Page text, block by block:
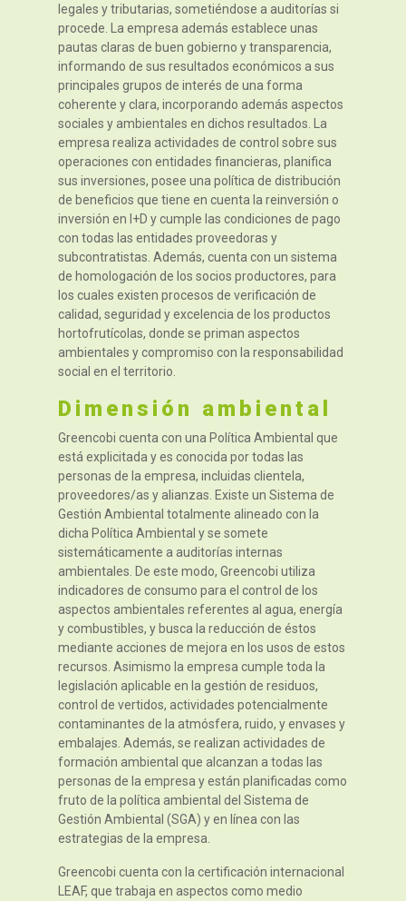
legales y tributarias, sometiéndose a auditorías si
procede. La empresa además establece unas
pautas claras de buen gobierno y transparencia,
informando de sus resultados económicos a sus
principales grupos de interés de una forma
coherente y clara, incorporando además aspectos
sociales y ambientales en dichos resultados. La
empresa realiza actividades de control sobre sus
operaciones con entidades financieras, planifica
sus inversiones, posee una política de distribución
de beneficios que tiene en cuenta la reinversión o
inversión en I+D y cumple las condiciones de pago
con todas las entidades proveedoras y
subcontratistas. Además, cuenta con un sistema
de homologación de los socios productores, para
los cuales existen procesos de verificación de
calidad, seguridad y excelencia de los productos
hortofrutícolas, donde se priman aspectos
ambientales y compromiso con la responsabilidad
social en el territorio.
Dimensión ambiental
Greencobi cuenta con una Política Ambiental que
está explicitada y es conocida por todas las
personas de la empresa, incluidas clientela,
proveedores/as y alianzas. Existe un Sistema de
Gestión Ambiental totalmente alineado con la
dicha Política Ambiental y se somete
sistemáticamente a auditorías internas
ambientales. De este modo, Greencobi utiliza
indicadores de consumo para el control de los
aspectos ambientales referentes al agua, energía
y combustibles, y busca la reducción de éstos
mediante acciones de mejora en los usos de estos
recursos. Asimismo la empresa cumple toda la
legislación aplicable en la gestión de residuos,
control de vertidos, actividades potencialmente
contaminantes de la atmósfera, ruido, y envases y
embalajes. Además, se realizan actividades de
formación ambiental que alcanzan a todas las
personas de la empresa y están planificadas como
fruto de la política ambiental del Sistema de
Gestión Ambiental (SGA) y en línea con las
estrategias de la empresa.
Greencobi cuenta con la certificación internacional
LEAF, que trabaja en aspectos como medio